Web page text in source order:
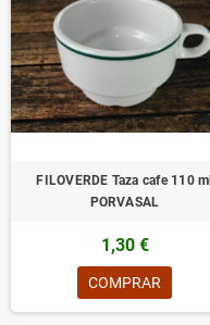
FILOVERDE Taza cafe 110 ml
PORVASAL
1,30 €
COMPRAR